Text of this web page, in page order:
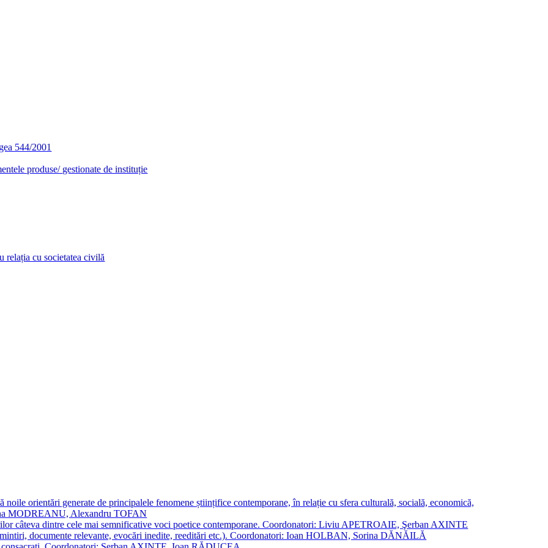
544/2001
produse/ gestionate de instituție
relația cu societatea civilă
noile orientări generate de principalele fenomene științifice contemporane, în relație cu sfera culturală, socială, economică,
MODREANU, Alexandru TOFAN
câteva dintre cele mai semnificative voci poetice contemporane. Coordonatori: Liviu APETROAIE, Şerban AXINTE
documente relevante, evocări inedite, reeditări etc.). Coordonatori: Ioan HOLBAN, Sorina DĂNĂILĂ